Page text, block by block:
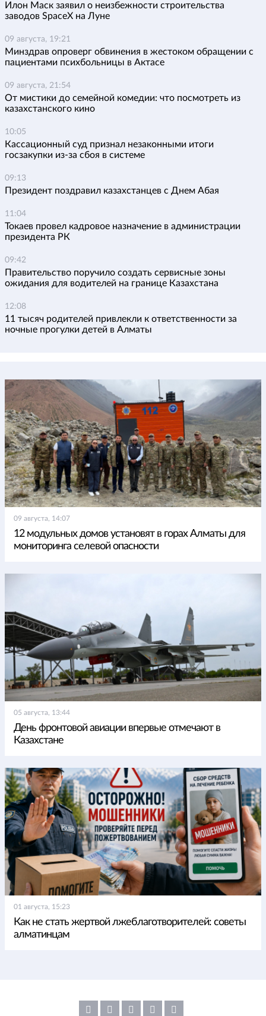
Илон Маск заявил о неизбежности строительства
заводов SpaceX на Луне
09 августа, 19:21
Минздрав опроверг обвинения в жестоком обращении с
пациентами психбольницы в Актасе
09 августа, 21:54
От мистики до семейной комедии: что посмотреть из
казахстанского кино
10:05
Кассационный суд признал незаконными итоги
госзакупки из-за сбоя в системе
09:13
Президент поздравил казахстанцев с Днем Абая
11:04
Токаев провел кадровое назначение в администрации
президента РК
09:42
Правительство поручило создать сервисные зоны
ожидания для водителей на границе Казахстана
12:08
11 тысяч родителей привлекли к ответственности за
ночные прогулки детей в Алматы
09 августа, 14:07
12 модульных домов установят в горах Алматы для
мониторинга селевой опасности
05 августа, 13:44
День фронтовой авиации впервые отмечают в
Казахстане
01 августа, 15:23
Как не стать жертвой лжеблаготворителей: советы
алматинцам